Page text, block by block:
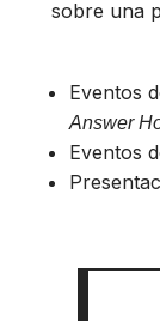
Eventos
Answer
Eventos